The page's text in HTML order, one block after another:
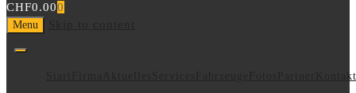
CHF0.000
Menu
Kontakt